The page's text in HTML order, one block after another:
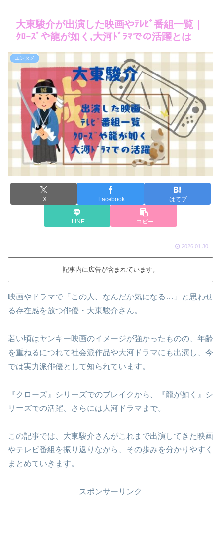
大東駿介が出演した映画やﾃﾚﾋﾞ番組一覧｜
ｸﾛｰｽﾞや龍が如く,大河ﾄﾞﾗﾏでの活躍とは
エンタメ
X Facebook はてブ
LINE コピー
2026.01.30
記事内に広告が含まれています。
映画やドラマで「この人、なんだか気になる…」と思わせ
る存在感を放つ俳優・大東駿介さん。
若い頃はヤンキー映画のイメージが強かったものの、年齢
を重ねるにつれて社会派作品や大河ドラマにも出演し、今
では実力派俳優として知られています。
『クローズ』シリーズでのブレイクから、『龍が如く』シ
リーズでの活躍、さらには大河ドラマまで。
この記事では、大東駿介さんがこれまで出演してきた映画
やテレビ番組を振り返りながら、その歩みを分かりやすく
まとめていきます。
スポンサーリンク